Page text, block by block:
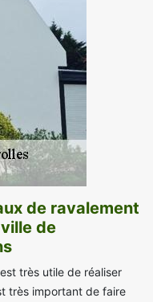
de ravalement
de
très utile de réaliser
très important de faire